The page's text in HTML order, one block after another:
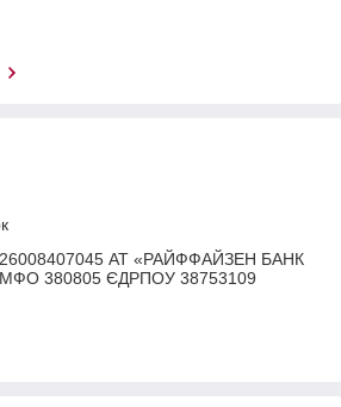
26008407045 АТ «РАЙФФАЙЗЕН БАНК
МФО 380805 ЄДРПОУ 38753109